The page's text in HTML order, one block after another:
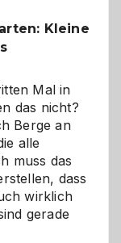
Kleine
Mal in
das nicht?
Berge an
alle
muss das
dass
wirklich
gerade